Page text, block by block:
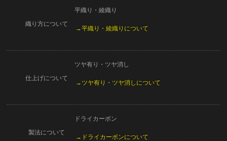
織り方について
平織り・綾織り
→平織り・綾織りについて
仕上げについて
ツヤ有り・ツヤ消し
→ツヤ有り・ツヤ消しについて
製法について
ドライカーボン
→ドライカーボンについて